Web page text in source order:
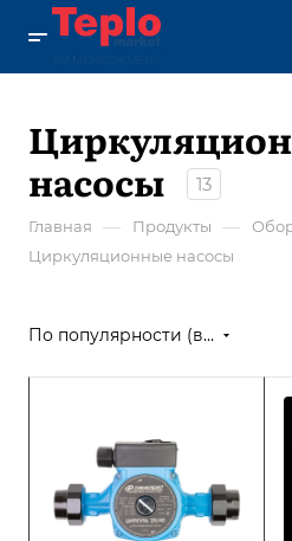
насосы
13
Главная — Продукты —
Циркуляционные насосы
По популярности (возрастание)